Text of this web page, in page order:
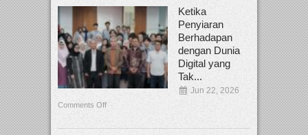
Ketika
Penyiaran
Berhadapan
dengan Dunia
Digital yang
Tak...
Jun 22, 2026
Comments Off